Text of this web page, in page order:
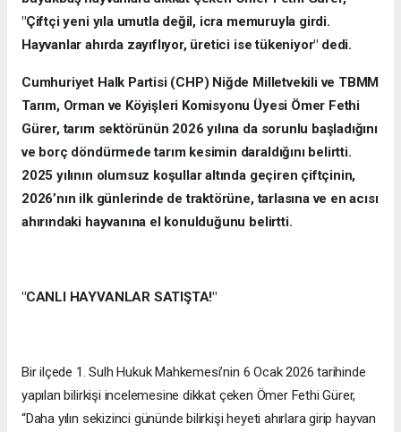
"Çiftçi yeni yıla umutla değil, icra memuruyla girdi.
Hayvanlar ahırda zayıflıyor, üretici ise tükeniyor" dedi.
Cumhuriyet Halk Partisi (CHP) Niğde Milletvekili ve TBMM
Tarım, Orman ve Köyişleri Komisyonu Üyesi Ömer Fethi
Gürer, tarım sektörünün 2026 yılına da sorunlu başladığını
ve borç döndürmede tarım kesimin daraldığını belirtti.
2025 yılının olumsuz koşullar altında geçiren çiftçinin,
2026’nın ilk günlerinde de traktörüne, tarlasına ve en acısı
ahırındaki hayvanına el konulduğunu belirtti.
"CANLI HAYVANLAR SATIŞTA!"
Bir ilçede 1. Sulh Hukuk Mahkemesi’nin 6 Ocak 2026 tarihinde
yapılan bilirkişi incelemesine dikkat çeken Ömer Fethi Gürer,
“Daha yılın sekizinci gününde bilirkişi heyeti ahırlara girip hayvan